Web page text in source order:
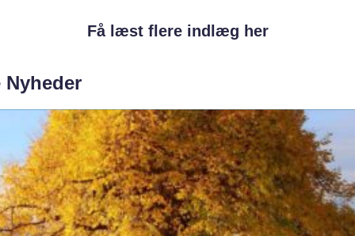
Få læst flere indlæg her
Nyheder